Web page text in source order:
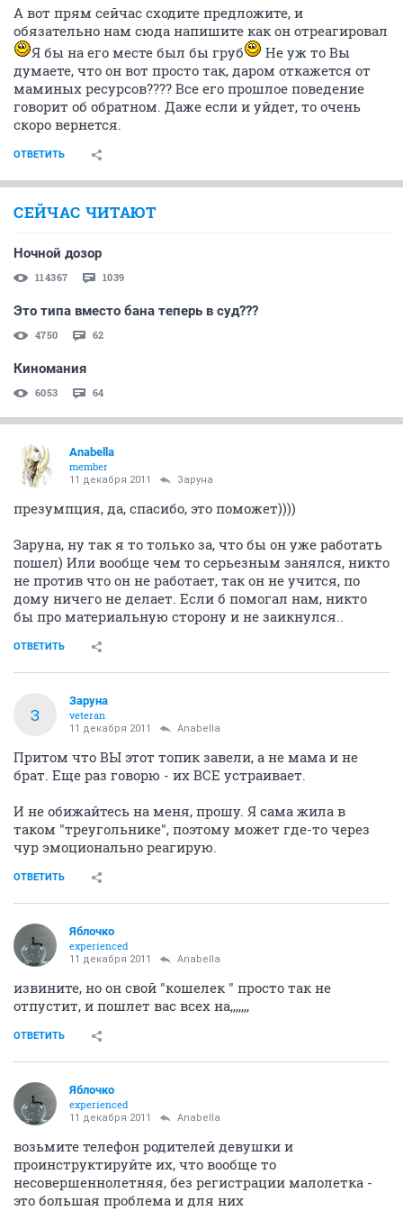
А вот прям сейчас сходите предложите, и
обязательно нам сюда напишите как он отреагировал
Я бы на его месте был бы груб
Не уж то Вы
думаете, что он вот просто так, даром откажется от
маминых ресурсов???? Все его прошлое поведение
говорит об обратном. Даже если и уйдет, то очень
скоро вернется.
ОТВЕТИТЬ
СЕЙЧАС ЧИТАЮТ
Ночной дозор
114367 1039
Это типа вместо бана теперь в суд???
4750 62
Киномания
6053 64
Anabella
member
11 декабря 2011 Заруна
презумпция, да, спасибо, это поможет))))
Заруна, ну так я то только за, что бы он уже работать
пошел) Или вообще чем то серьезным занялся, никто
не против что он не работает, так он не учится, по
дому ничего не делает. Если б помогал нам, никто
бы про материальную сторону и не заикнулся..
ОТВЕТИТЬ
З
Заруна
veteran
11 декабря 2011 Anabella
Притом что ВЫ этот топик завели, а не мама и не
брат. Еще раз говорю - их ВСЕ устраивает.
И не обижайтесь на меня, прошу. Я сама жила в
таком "треугольнике", поэтому может где-то через
чур эмоционально реагирую.
ОТВЕТИТЬ
Яблочко
experienced
11 декабря 2011 Anabella
извините, но он свой "кошелек " просто так не
отпустит, и пошлет вас всех на,,,,,,,
ОТВЕТИТЬ
Яблочко
experienced
11 декабря 2011 Anabella
возьмите телефон родителей девушки и
проинструктируйте их, что вообще то
несовершеннолетняя, без регистрации малолетка -
это большая проблема и для них